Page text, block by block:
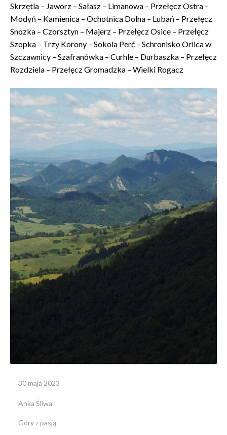
Skrzętla – Jaworz – Sałasz – Limanowa – Przełęcz Ostra –
Modyń – Kamienica – Ochotnica Dolna – Lubań – Przełęcz
Snozka – Czorsztyn – Majerz – Przełęcz Osice – Przełęcz
Szopka – Trzy Korony – Sokola Perć – Schronisko Orlica w
Szczawnicy – Szafranówka – Curhle – Durbaszka – Przełęcz
Rozdziela – Przełęcz Gromadzka – Wielki Rogacz
30 maja 2023
Anka Śliwa
Góry z pasją